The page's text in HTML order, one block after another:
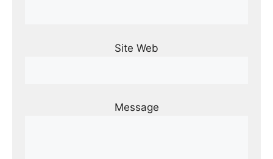
Site Web
Message